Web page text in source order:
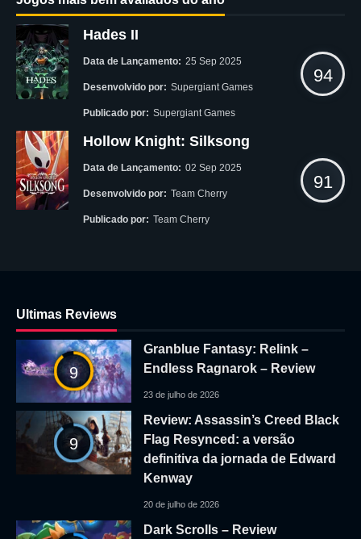
Hades II
Data de Lançamento: 25 Sep 2025
Desenvolvido por: Supergiant Games
Publicado por: Supergiant Games
94
Hollow Knight: Silksong
Data de Lançamento: 02 Sep 2025
Desenvolvido por: Team Cherry
Publicado por: Team Cherry
91
Ultimas Reviews
9
Granblue Fantasy: Relink –
Endless Ragnarok – Review
23 de julho de 2026
9
Review: Assassin’s Creed Black
Flag Resynced: a versão
definitiva da jornada de Edward
Kenway
20 de julho de 2026
Dark Scrolls – Review